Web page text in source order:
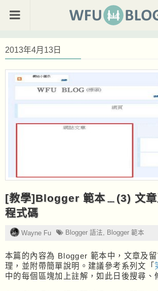
2013年4月13日
[教學]Blogger 範本﹍(3) 文章
程式碼
Wayne Fu Blogger 語法, Blogger 範本
本篇的內容為 Blogger 範本中，文章及
理，並附帶簡單說明。建議參考系列文「
中的每個區塊加上註解，如此日後搜尋、